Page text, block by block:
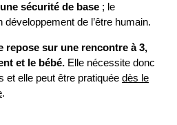
sécurité de base ; le
de l’être humain.
repose sur une rencontre à 3,
et le bébé. Elle nécessite donc
et elle peut être pratiquée dès le
.